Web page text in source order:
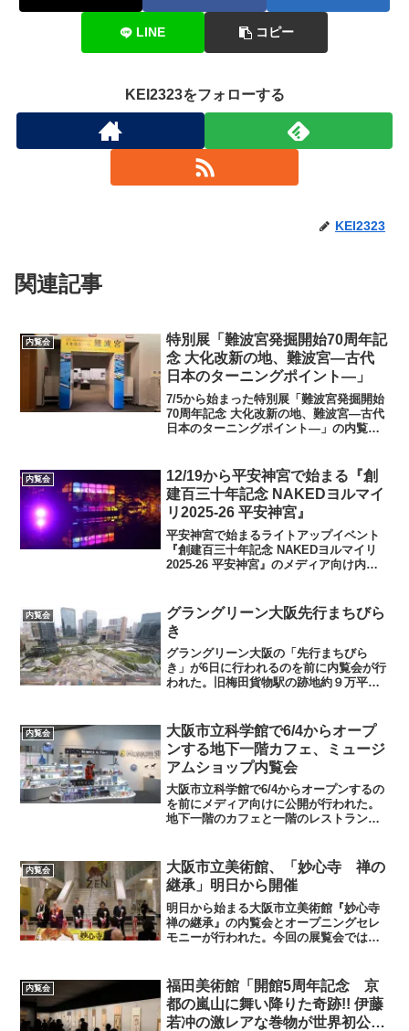
LINE コピー
KEI2323をフォローする
KEI2323
関連記事
内覧会
特別展「難波宮発掘開始70周年記
念 大化改新の地、難波宮―古代
日本のターニングポイント―」
7/5から始まった特別展「難波宮発掘開始
70周年記念 大化改新の地、難波宮―古代
日本のターニングポイント―」の内覧会
ら天皇中心の政治改革として有名だ。そ
の大化の改新の...
内覧会
12/19から平安神宮で始まる『創
建百三十年記念 NAKEDヨルマイ
リ2025-26 平安神宮』
平安神宮で始まるライトアップイベント
『創建百三十年記念 NAKEDヨルマイリ
2025-26 平安神宮』のメディア向け内覧
きた。 今回のイベントでは体験も多い。
筆者も実際...
内覧会
グラングリーン大阪先行まちびら
き
グラングリーン大阪の「先行まちびら
き」が6日に行われるのを前に内覧会が行
われた。旧梅田貨物駅の跡地約９万平方
ホテルなどがオープン。うめきた公園の
完成までもう少しとなった...
内覧会
大阪市立科学館で6/4からオープ
ンする地下一階カフェ、ミュージ
アムショップ内覧会
大阪市立科学館で6/4からオープンするの
を前にメディア向けに公開が行われた。
地下一階のカフェと一階のレストランが
ルツアイスⅡ型投影機」とのコラボレー
ションが楽しめる。カ...
内覧会
大阪市立美術館、「妙心寺 禅の
継承」明日から開催
明日から始まる大阪市立美術館『妙心寺
禅の継承』の内覧会とオープニングセレ
モニーが行われた。今回の展覧会では妙
遠忌六百五十年を記念して開催。妙心寺
の歴史や、禅...
内覧会
福田美術館「開館5周年記念 京
都の嵐山に舞い降りた奇跡!! 伊藤
若冲の激レアな巻物が世界初公開